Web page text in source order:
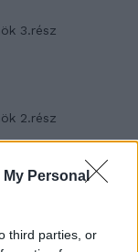
My Personal
third parties, or
3.rész
2.rész